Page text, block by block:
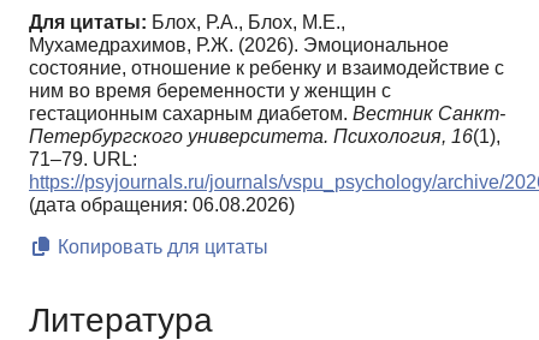
Для цитаты: Блох, Р.А., Блох, М.Е.,
Мухамедрахимов, Р.Ж. (2026). Эмоциональное
состояние, отношение к ребенку и взаимодействие с
ним во время беременности у женщин с
гестационным сахарным диабетом. Вестник Санкт-
Петербургского университета. Психология, 16(1),
71–79. URL:
https://psyjournals.ru/journals/vspu_psychology/archive/
(дата обращения: 06.08.2026)
Копировать для цитаты
Литература